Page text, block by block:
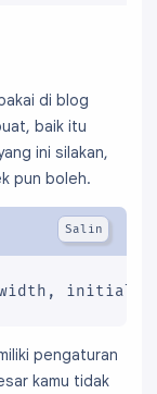
di blog
baik itu
ini silakan,
pun boleh.
initial-
pengaturan
kamu tidak